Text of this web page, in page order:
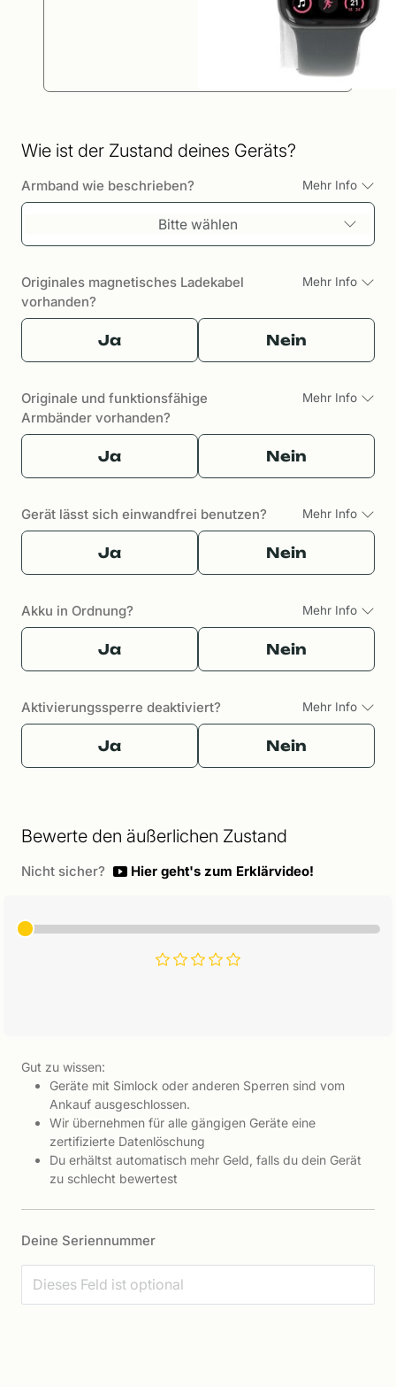
Wie ist der Zustand deines Geräts?
Armband wie beschrieben? Mehr Info
Bitte wählen
Originales magnetisches Ladekabel
vorhanden?
Mehr Info
Ja Nein
Originale und funktionsfähige
Armbänder vorhanden?
Mehr Info
Ja Nein
Gerät lässt sich einwandfrei benutzen? Mehr Info
Ja Nein
Akku in Ordnung? Mehr Info
Ja Nein
Aktivierungssperre deaktiviert? Mehr Info
Ja Nein
Bewerte den äußerlichen Zustand
Nicht sicher? Hier geht's zum Erklärvideo!
Gut zu wissen:
Geräte mit Simlock oder anderen Sperren sind vom
Ankauf ausgeschlossen.
Wir übernehmen für alle gängigen Geräte eine
zertifizierte Datenlöschung
Du erhältst automatisch mehr Geld, falls du dein Gerät
zu schlecht bewertest
Deine Seriennummer